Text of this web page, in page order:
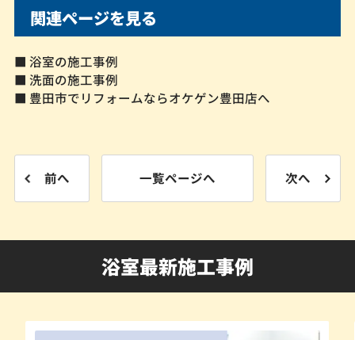
関連ページを見る
■ 浴室の施工事例
■ 洗面の施工事例
■ 豊田市でリフォームならオケゲン豊田店へ
前へ 一覧ページへ 次へ
浴室最新施工事例